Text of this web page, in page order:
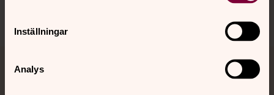
Inställningar
Analys
Jourhavande präst